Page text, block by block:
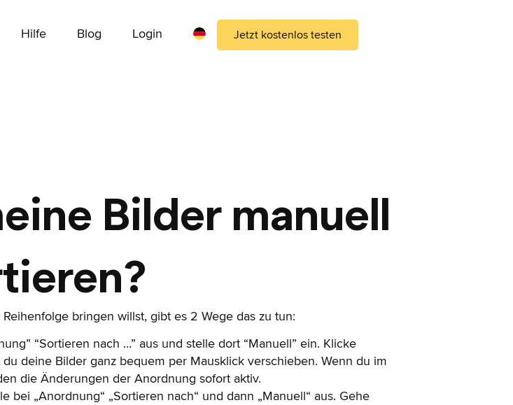
Hilfe Blog Login Jetzt kostenlos testen
Bilder manuell
bringen willst, gibt es 2 Wege das zu tun:
“Sortieren nach …” aus und stelle dort “Manuell” ein. Klicke
deine Bilder ganz bequem per Mausklick verschieben. Wenn du im
die Änderungen der Anordnung sofort aktiv.
„Anordnung“ „Sortieren nach“ und dann „Manuell“ aus. Gehe